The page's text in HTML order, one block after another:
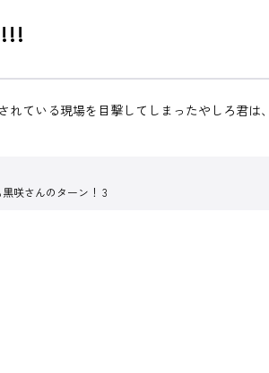
ている現場を目撃してしまったやしろ君は
咲さんのターン！ 3